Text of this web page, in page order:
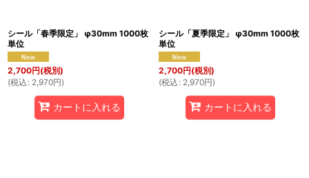
シール「春季限定」 φ30mm 1000枚
単位
2,700円(税別)
(税込 : 2,970円)
カートに入れる
シール「夏季限定」 φ30mm 1000枚
単位
2,700円(税別)
(税込 : 2,970円)
カートに入れる